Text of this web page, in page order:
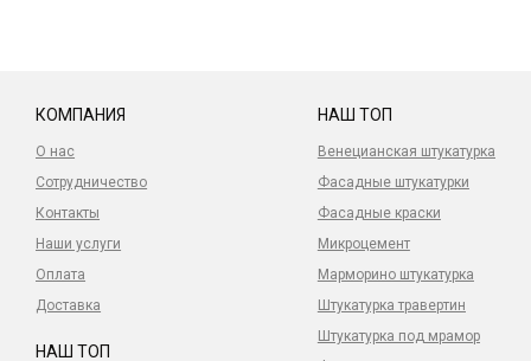
КОМПАНИЯ
О нас
Сотрудничество
Контакты
Наши услуги
Оплата
Доставка
НАШ ТОП
Венецианская штукатурка
Фасадные штукатурки
Фасадные краски
Микроцемент
Марморино штукатурка
Штукатурка травертин
Штукатурка под мрамор
НАШ ТОП